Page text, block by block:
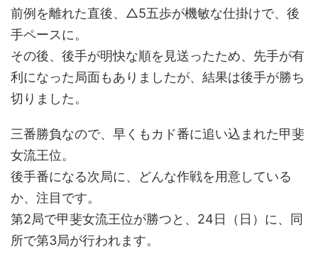
前例を離れた直後、△5五歩が機敏な仕掛けで、後
手ペースに。
その後、後手が明快な順を見送ったため、先手が有
利になった局面もありましたが、結果は後手が勝ち
切りました。
三番勝負なので、早くもカド番に追い込まれた甲斐
女流王位。
後手番になる次局に、どんな作戦を用意している
か、注目です。
第2局で甲斐女流王位が勝つと、24日（日）に、同
所で第3局が行われます。